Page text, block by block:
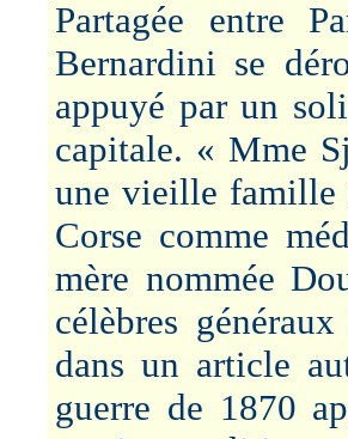
Partagée entre
Bernardini se
appuyé par un
capitale. « Mme
une vieille famille
Corse comme
mère nommée
célèbres
dans un article
guerre de 1870